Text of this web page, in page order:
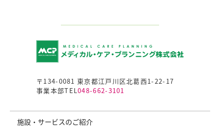
〒134-0081 東京都江戸川区北葛西1-22-17
事業本部TEL048-662-3101
施設・サービスのご紹介